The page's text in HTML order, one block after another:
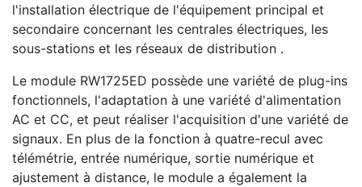
l'installation électrique de l'équipement principal et
secondaire concernant les centrales électriques, les
sous-stations et les réseaux de distribution .
Le module RW1725ED possède une variété de plug-ins
fonctionnels, l'adaptation à une variété d'alimentation
AC et CC, et peut réaliser l'acquisition d'une variété de
signaux. En plus de la fonction à quatre-recul avec
télémétrie, entrée numérique, sortie numérique et
ajustement à distance, le module a également la